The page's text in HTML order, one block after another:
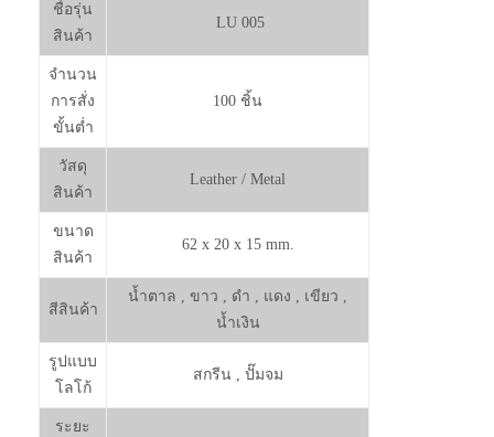
ชื่อรุ่น
สินค้า
LU 005
จำนวน
การสั่ง
ขั้นต่ำ
100 ชิ้น
วัสดุ
สินค้า
Leather / Metal
ขนาด
สินค้า
62 x 20 x 15 mm.
สีสินค้า
น้ำตาล , ขาว , ดำ , แดง , เขียว ,
น้ำเงิน
รูปแบบ
โลโก้
สกรีน , ปั๊มจม
ระยะ